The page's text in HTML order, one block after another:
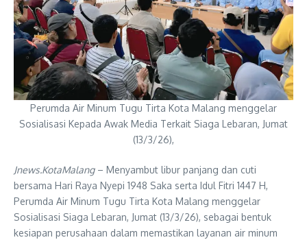
Perumda Air Minum Tugu Tirta Kota Malang menggelar
Sosialisasi Kepada Awak Media Terkait Siaga Lebaran, Jumat
(13/3/26),
Jnews.KotaMalang– Menyambut libur panjang dan cuti
bersama Hari Raya Nyepi 1948 Saka serta Idul Fitri 1447 H,
Perumda Air Minum Tugu Tirta Kota Malang menggelar
Sosialisasi Siaga Lebaran, Jumat (13/3/26), sebagai bentuk
kesiapan perusahaan dalam memastikan layanan air minum